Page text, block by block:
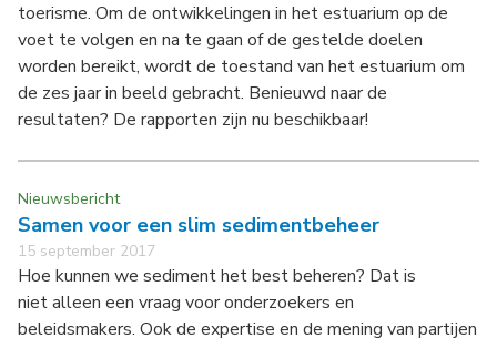
toerisme. Om de ontwikkelingen in het estuarium op de
voet te volgen en na te gaan of de gestelde doelen
worden bereikt, wordt de toestand van het estuarium om
de zes jaar in beeld gebracht. Benieuwd naar de
resultaten? De rapporten zijn nu beschikbaar!
Nieuwsbericht
Samen voor een slim sedimentbeheer
15 september 2017
Hoe kunnen we sediment het best beheren? Dat is
niet alleen een vraag voor onderzoekers en
beleidsmakers. Ook de expertise en de mening van partijen